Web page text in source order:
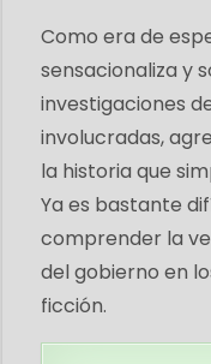
Como era de
sensacionaliza y
investigaciones
involucradas,
la historia que
Ya es bastante
comprender la
del gobierno en
ficción.